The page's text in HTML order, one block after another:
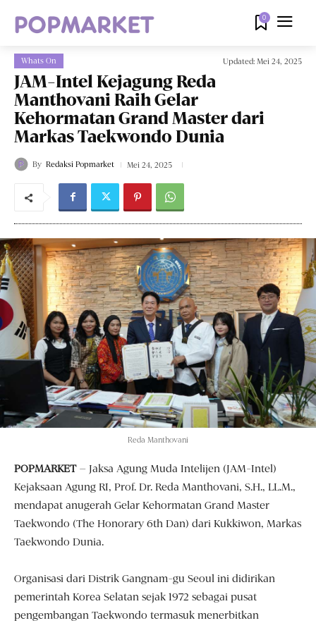
0
Whats On Updated: Mei 24, 2025
JAM-Intel Kejagung Reda
Manthovani Raih Gelar
Kehormatan Grand Master dari
Markas Taekwondo Dunia
By Redaksi Popmarket Mei 24, 2025
Reda Manthovani
POPMARKET– Jaksa Agung Muda Intelijen (JAM-Intel)
Kejaksaan Agung RI, Prof. Dr. Reda Manthovani, S.H., LL.M.,
mendapat anugerah Gelar Kehormatan Grand Master
Taekwondo (The Honorary 6th Dan) dari Kukkiwon, Markas
Taekwondo Dunia.
Organisasi dari Distrik Gangnam-gu Seoul ini didirikan
pemerintah Korea Selatan sejak 1972 sebagai pusat
pengembangan Taekwondo termasuk menerbitkan